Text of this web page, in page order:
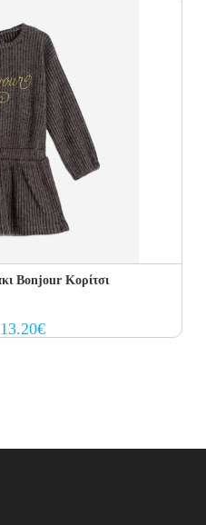
Bonjour Κορίτσι
Original
price
13.20€Current
price